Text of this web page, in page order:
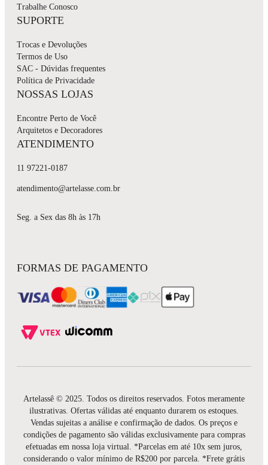
Trabalhe Conosco
SUPORTE
Trocas e Devoluções
Termos de Uso
SAC - Dúvidas frequentes
Política de Privacidade
NOSSAS LOJAS
Encontre Perto de Você
Arquitetos e Decoradores
ATENDIMENTO
11 97221-0187
atendimento@artelasse.com.br
Seg. a Sex das 8h às 17h
FORMAS DE PAGAMENTO
Artelassê © 2025. Todos os direitos reservados. Fotos meramente
ilustrativas. Ofertas válidas até enquanto durarem os estoques.
Vendas sujeitas a análise e confirmação de dados. Os preços e
condições de pagamento são válidas exclusivamente para compras
efetuadas em nossa loja virtual. *Parcelas em até 10x sem juros,
considerando o valor mínimo de R$200 por parcela. *Frete grátis